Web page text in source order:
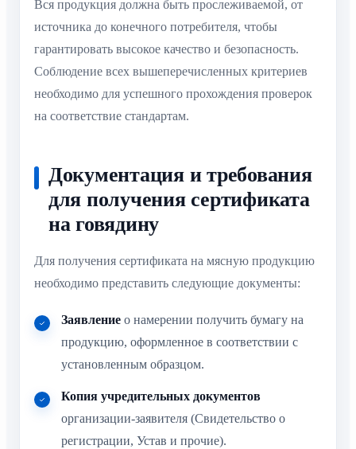
Вся продукция должна быть прослеживаемой, от
источника до конечного потребителя, чтобы
гарантировать высокое качество и безопасность.
Соблюдение всех вышеперечисленных критериев
необходимо для успешного прохождения проверок
на соответствие стандартам.
Документация и требования
для получения сертификата
на говядину
Для получения сертификата на мясную продукцию
необходимо представить следующие документы:
Заявление о намерении получить бумагу на
продукцию, оформленное в соответствии с
установленным образцом.
Копия учредительных документов
организации-заявителя (Свидетельство о
регистрации, Устав и прочие).